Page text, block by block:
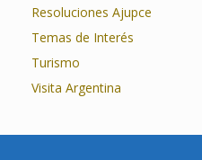
Resoluciones Ajupce
Temas de Interés
Turismo
Visita Argentina